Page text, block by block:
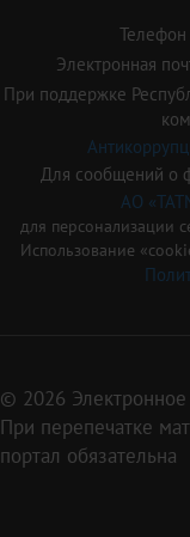
Телефон
Электронная
При поддержке
Для сообщений о
АО
для персонализации
Использование
© 2026 Электронное
При перепечатке
портал обязательна